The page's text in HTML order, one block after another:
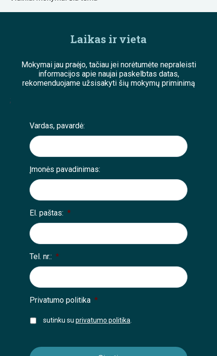
Laikas ir vieta
Mokymai jau praėjo, tačiau jei norėtumėte nepraleisti
informacijos apie naujai paskelbtas datas,
rekomenduojame užsisakyti šių mokymų priminimą
;
Vardas, pavardė:
Įmonės pavadinimas:
El. paštas: *
Tel. nr.: *
Privatumo politika *
sutinku su privatumo politika